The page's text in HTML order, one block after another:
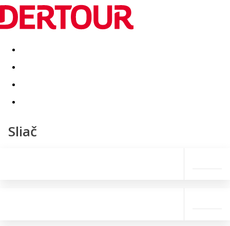
Destinatii Vacanta perfecta OFERTE DE NERATAT
Sliač